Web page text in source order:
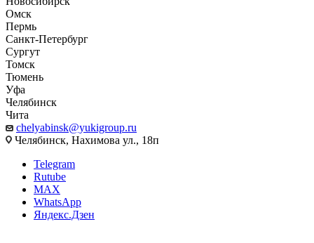
Омск
Пермь
Санкт-Петербург
Сургут
Томск
Тюмень
Уфа
Челябинск
Чита
chelyabinsk@yukigroup.ru
Челябинск, Нахимова ул., 18п
Telegram
Rutube
MAX
WhatsApp
Яндекс.Дзен